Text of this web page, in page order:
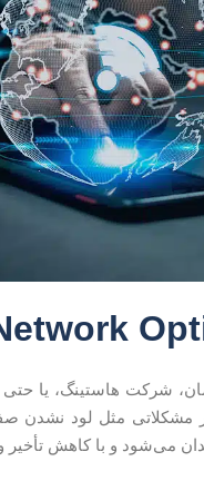
شرکت هاستینگ، یا حتی
مشکلاتی مثل لود نشدن
می‌شود و با کاهش تأخیر